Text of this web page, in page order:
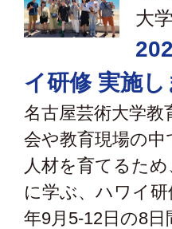
大学
イ研修 実施し
名古屋芸術大学
会や教育現場の
人材を育てるた
に学ぶ、ハワイ
年9月5-12日の8